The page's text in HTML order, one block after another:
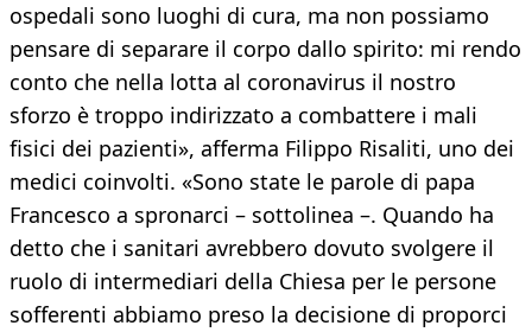
ospedali sono luoghi di cura, ma non possiamo
pensare di separare il corpo dallo spirito: mi rendo
conto che nella lotta al coronavirus il nostro
sforzo è troppo indirizzato a combattere i mali
fisici dei pazienti», afferma Filippo Risaliti, uno dei
medici coinvolti. «Sono state le parole di papa
Francesco a spronarci – sottolinea –. Quando ha
detto che i sanitari avrebbero dovuto svolgere il
ruolo di intermediari della Chiesa per le persone
sofferenti abbiamo preso la decisione di proporci